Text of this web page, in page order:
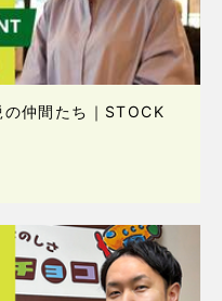
仲間たち｜STOCK